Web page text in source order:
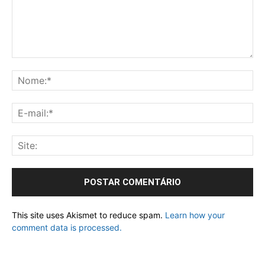
This site uses Akismet to reduce spam. Learn how your
comment data is processed.